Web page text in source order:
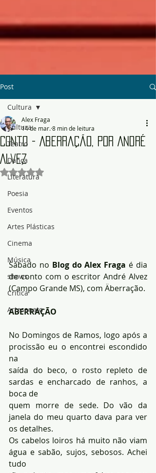
Post
Cultura
Teatro
Dança
Literatura
Poesia
Eventos
Artes Plásticas
Cinema
Música
shows
Crítica
Artesanato
Cultura
Conto - Aberração, por André
Alvez
Alex Fraga
14 de mar.8 min de leitura
Avaliado com NaN de 5 estrelas.
Sábado no Blog do Alex Fraga é dia
de conto com o escritor André Alvez
(Campo Grande MS), com Äberração.
ABERRAÇÃO
No Domingos de Ramos, logo após a
procissão eu o encontrei escondido
na
saída do beco, o rosto repleto de
sardas e encharcado de ranhos, a
boca de
quem morre de sede. Do vão da
janela do meu quarto dava para ver
os detalhes.
Os cabelos loiros há muito não viam
água e sabão, sujos, sebosos. Achei
tudo